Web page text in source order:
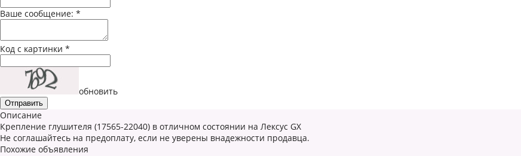
Ваше сообщение: *
Код с картинки *
обновить
Описание
Крепление глушителя (17565-22040) в отличном состоянии на Лексус GX
Не соглашайтесь на предоплату, если не уверены внадежности продавца.
Похожие объявления